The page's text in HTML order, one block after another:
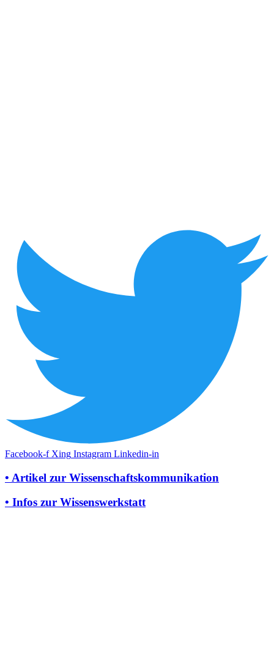
Facebook-f Xing Instagram Linkedin-in
• Artikel zur Wissenschaftskommunikation
• Infos zur Wissenswerkstatt